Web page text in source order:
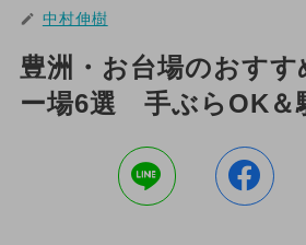
中村伸樹
豊洲・お台場のおす
ー場6選 手ぶらOK＆